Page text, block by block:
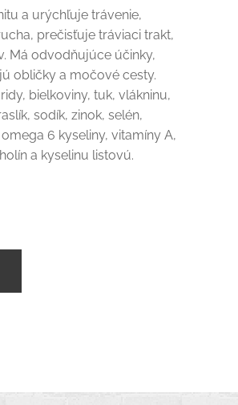
a urýchľuje trávenie,
prečisťuje tráviaci trakt,
Má odvodňujúce účinky,
obličky a močové cesty.
bielkoviny, tuk, vlákninu,
sodík, zinok, selén,
6 kyseliny, vitamíny A,
a kyselinu listovú.